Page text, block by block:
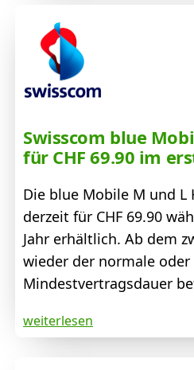
Swisscom blue
für CHF 69.90 im
Die blue Mobile M und L
derzeit für CHF 69.90
Jahr erhältlich. Ab dem
wieder der normale oder
Mindestvertragsdauer
weiterlesen